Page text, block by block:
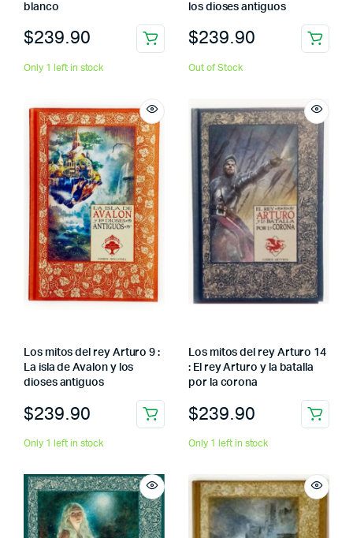
blanco
$239.90
Only 1 left in stock
los dioses antiguos
$239.90
Out of Stock
Los mitos del rey Arturo 9 :
La isla de Avalon y los
dioses antiguos
$239.90
Only 1 left in stock
Los mitos del rey Arturo 14
: El rey Arturo y la batalla
por la corona
$239.90
Only 1 left in stock